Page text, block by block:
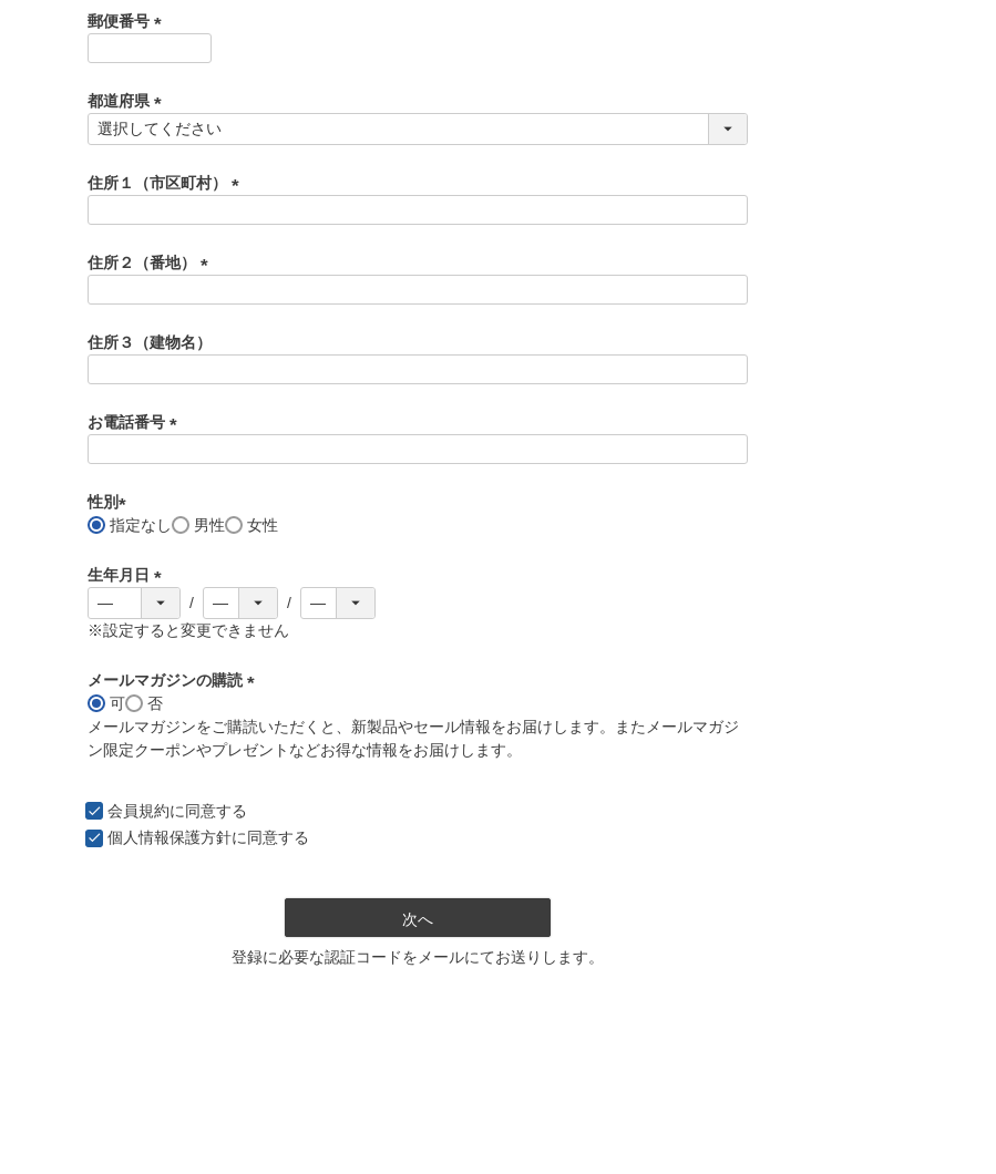
)
郵便番号
須
)
都道府県
(
須
)
住所１（市区町村）
)
住所２（番地）
須
)
住所３（建物名）
お電話番号
)
性別
(
須
指定なし 男性 女性
生年月日
(
必
)
※設定すると変更できません
メールマガジンの購読
必
須
可
否
メールマガジンをご購読いただくと、新製品やセール情報をお届けします。またメールマガジ
ン限定クーポンやプレゼントなどお得な情報をお届けします。
会員規約に同意する
個人情報保護方針に同意する
次へ
登録に必要な認証コードをメールにてお送りします。